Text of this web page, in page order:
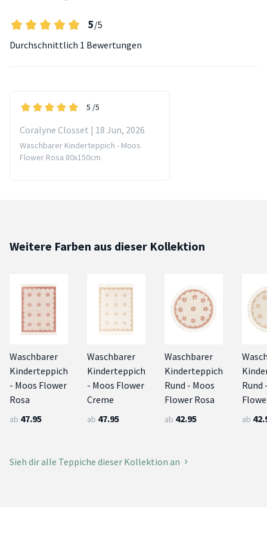
5/5
Durchschnittlich 1 Bewertungen
5 /5
Coralyne Closset | 18 Jun, 2026
Waschbarer Kinderteppich - Moos
Flower Rosa 80x150cm
Weitere Farben aus dieser Kollektion
Waschbarer
Kinderteppich
- Moos Flower
Rosa
ab 47.95
Waschbarer
Kinderteppich
- Moos Flower
Creme
ab 47.95
Waschbarer
Kinderteppich
Rund - Moos
Flower Rosa
ab 42.95
Rund
ab
Sieh dir alle Teppiche dieser Kollektion an